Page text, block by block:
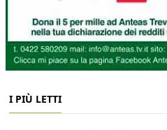
I PIÙ LETTI